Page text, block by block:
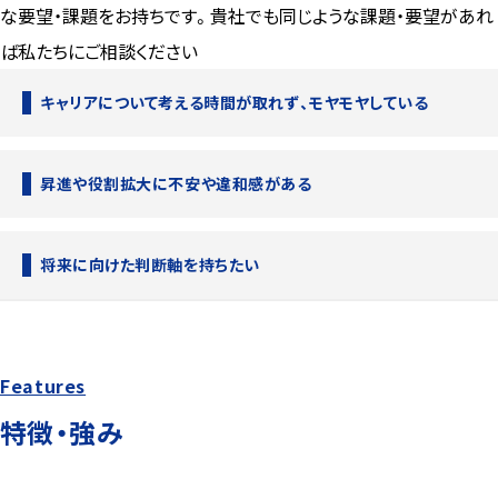
な要望・課題をお持ちです。貴社でも同じような課題・要望があれ
ば私たちにご相談ください
キャリアについて考える時間が取れず、モヤモヤしている
昇進や役割拡大に不安や違和感がある
将来に向けた判断軸を持ちたい
Features
特徴・強み